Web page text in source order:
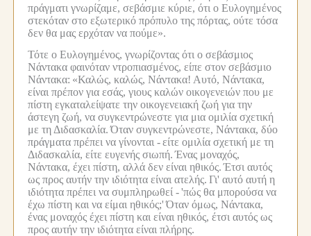
πράγματι γνωρίζαμε, σεβάσμιε κύριε, ότι ο Ευλογημένος
στεκόταν στο εξωτερικό πρόπυλο της πόρτας, ούτε τόσα
δεν θα μας ερχόταν να πούμε».
Τότε ο Ευλογημένος, γνωρίζοντας ότι ο σεβάσμιος
Νάντακα φαινόταν ντροπιασμένος, είπε στον σεβάσμιο
Νάντακα: «Καλώς, καλώς, Νάντακα! Αυτό, Νάντακα,
είναι πρέπον για εσάς, γιους καλών οικογενειών που με
πίστη εγκαταλείψατε την οικογενειακή ζωή για την
άστεγη ζωή, να συγκεντρώνεστε για μια ομιλία σχετική
με τη Διδασκαλία. Όταν συγκεντρώνεστε, Νάντακα, δύο
πράγματα πρέπει να γίνονται -είτε ομιλία σχετική με τη
Διδασκαλία, είτε ευγενής σιωπή. Ένας μοναχός,
Νάντακα, έχει πίστη, αλλά δεν είναι ηθικός. Έτσι αυτός
ως προς αυτήν την ιδιότητα είναι ατελής. Γι' αυτό αυτή η
ιδιότητα πρέπει να συμπληρωθεί -'πώς θα μπορούσα να
έχω πίστη και να είμαι ηθικός;' Όταν όμως, Νάντακα,
ένας μοναχός έχει πίστη και είναι ηθικός, έτσι αυτός ως
προς αυτήν την ιδιότητα είναι πλήρης.